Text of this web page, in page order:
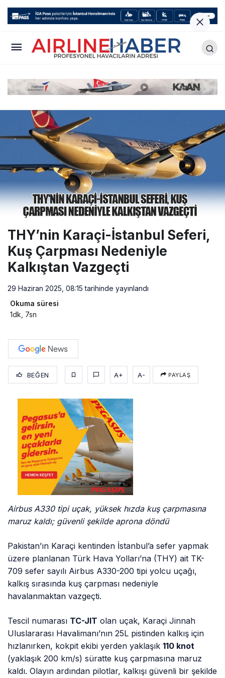
THY’nin Karaçi-İstanbul Seferi,
Kuş Çarpması Nedeniyle
Kalkıştan Vazgeçti
29 Haziran 2025, 08:15 tarihinde yayınlandı
Okuma süresi
1dk, 7sn
BEĞEN A+ A- PAYLAŞ
Airbus A330 tipi uçak, yüksek hızda kuş çarpmasına
maruz kaldı; güvenli şekilde aprona döndü
Pakistan’ın Karaçi kentinden İstanbul’a sefer yapmak
üzere planlanan Türk Hava Yolları’na (THY) ait TK-
709 sefer sayılı Airbus A330-200 tipi yolcu uçağı,
kalkış sırasında kuş çarpması nedeniyle
havalanmaktan vazgeçti.
Tescil numarası TC-JIT olan uçak, Karaçi Jinnah
Uluslararası Havalimanı’nın 25L pistinden kalkış için
hızlanırken, kokpit ekibi yerden yaklaşık110 knot
(yaklaşık 200 km/s) süratte kuş çarpmasına maruz
kaldı. Olayın ardından pilotlar, kalkışı güvenli bir şekilde